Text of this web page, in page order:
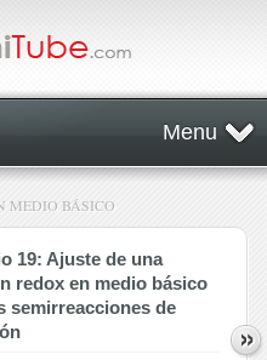
Menu
MEDIO BÁSICO
19: Ajuste de una
redox en medio básico
semirreacciones de